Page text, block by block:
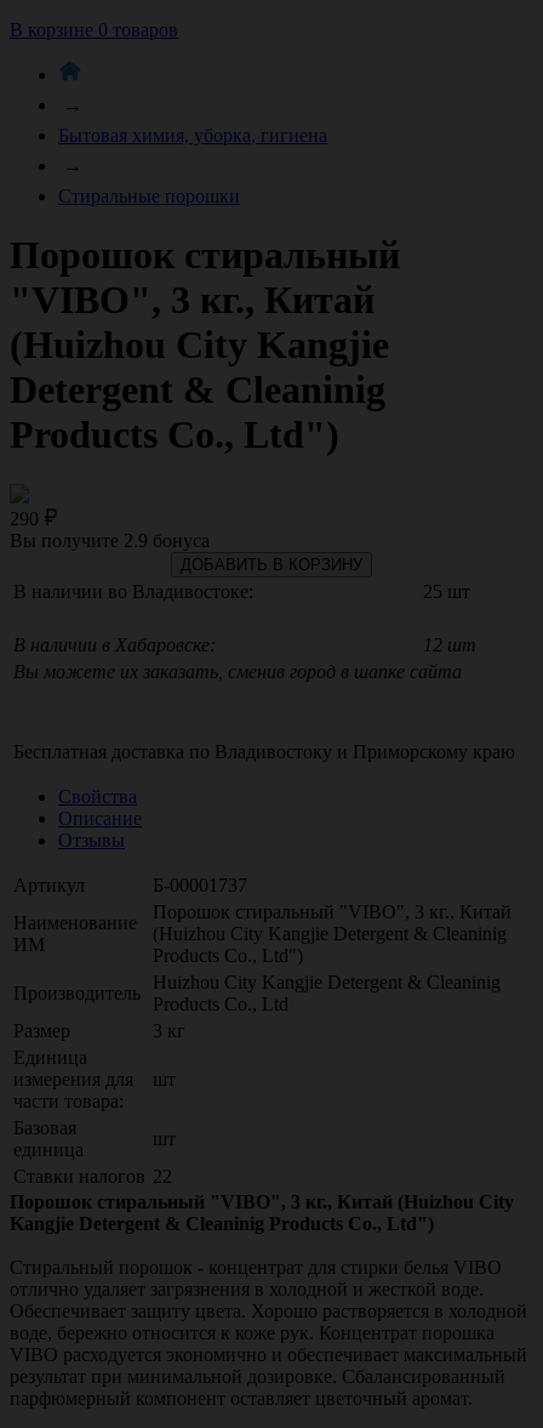
В корзине 0 товаров
→
Бытовая химия, уборка, гигиена
→
Стиральные порошки
Порошок стиральный
"VIBO", 3 кг., Китай
(Huizhou City Kangjie
Detergent & Cleaninig
Products Co., Ltd")
290
Вы получите 2.9 бонуса
ДОБАВИТЬ В КОРЗИНУ
В наличии во Владивостоке: 25 шт
В наличии в Хабаровске:
12 шт
Вы можете их заказать, сменив город в шапке сайта
Бесплатная доставка по Владивостоку и Приморскому краю
Свойства
Описание
Отзывы
Артикул
Б-00001737
Наименование
ИМ
Порошок стиральный "VIBO", 3 кг., Китай
(Huizhou City Kangjie Detergent & Cleaninig
Products Co., Ltd")
Производитель
Huizhou City Kangjie Detergent & Cleaninig
Products Co., Ltd
Размер
3 кг
Единица
измерения для
части товара:
шт
Базовая
единица
шт
Ставки налогов 22
Порошок стиральный "VIBO", 3 кг., Китай (Huizhou City
Kangjie Detergent & Cleaninig Products Co., Ltd")
Стиральный порошок - концентрат для стирки белья VIBO
отлично удаляет загрязнения в холодной и жесткой воде.
Обеспечивает защиту цвета. Хорошо растворяется в холодной
воде, бережно относится к коже рук. Концентрат порошка
VIBO расходуется экономично и обеспечивает максимальный
результат при минимальной дозировке. Сбалансированный
парфюмерный компонент оставляет цветочный аромат.